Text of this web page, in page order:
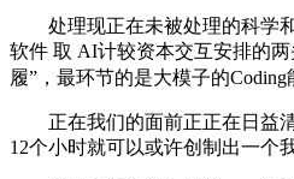
处理现正在未被处理的科学和
软件 取 AI计较资本交互安排的
履”，最环节的是大模子的Coding
正在我们的面前正正在日益清
12个小时就可以或许创制出一个